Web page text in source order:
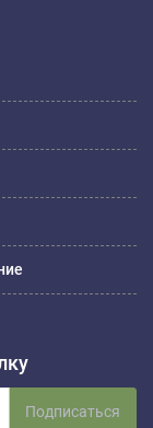
Подписаться